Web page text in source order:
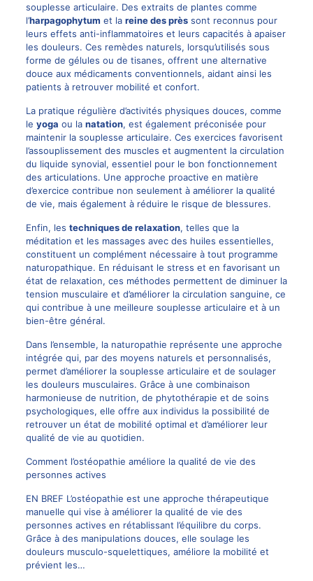
souplesse articulaire. Des extraits de plantes comme
l’harpagophytum et la reine des prèssont reconnus pour
leurs effets anti-inflammatoires et leurs capacités à apaiser
les douleurs. Ces remèdes naturels, lorsqu’utilisés sous
forme de gélules ou de tisanes, offrent une alternative
douce aux médicaments conventionnels, aidant ainsi les
patients à retrouver mobilité et confort.
La pratique régulière d’activités physiques douces, comme
le yoga ou la natation, est également préconisée pour
maintenir la souplesse articulaire. Ces exercices favorisent
l’assouplissement des muscles et augmentent la circulation
du liquide synovial, essentiel pour le bon fonctionnement
des articulations. Une approche proactive en matière
d’exercice contribue non seulement à améliorer la qualité
de vie, mais également à réduire le risque de blessures.
Enfin, les techniques de relaxation, telles que la
méditation et les massages avec des huiles essentielles,
constituent un complément nécessaire à tout programme
naturopathique. En réduisant le stress et en favorisant un
état de relaxation, ces méthodes permettent de diminuer la
tension musculaire et d’améliorer la circulation sanguine, ce
qui contribue à une meilleure souplesse articulaire et à un
bien-être général.
Dans l’ensemble, la naturopathie représente une approche
intégrée qui, par des moyens naturels et personnalisés,
permet d’améliorer la souplesse articulaire et de soulager
les douleurs musculaires. Grâce à une combinaison
harmonieuse de nutrition, de phytothérapie et de soins
psychologiques, elle offre aux individus la possibilité de
retrouver un état de mobilité optimal et d’améliorer leur
qualité de vie au quotidien.
Comment l’ostéopathie améliore la qualité de vie des
personnes actives
EN BREF L’ostéopathie est une approche thérapeutique
manuelle qui vise à améliorer la qualité de vie des
personnes actives en rétablissant l’équilibre du corps.
Grâce à des manipulations douces, elle soulage les
douleurs musculo-squelettiques, améliore la mobilité et
prévient les…